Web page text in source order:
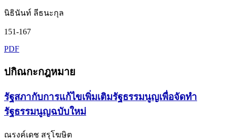
นิธินันท์ ลีธนะกุล
151-167
PDF
ปกิณกะกฎหมาย
รัฐสภากับการแก้ไขเพิ่มเติมรัฐธรรมนูญเพื่อจัดทำ
รัฐธรรมนูญฉบับใหม่
ณรงค์เดช สรุโฆษิต